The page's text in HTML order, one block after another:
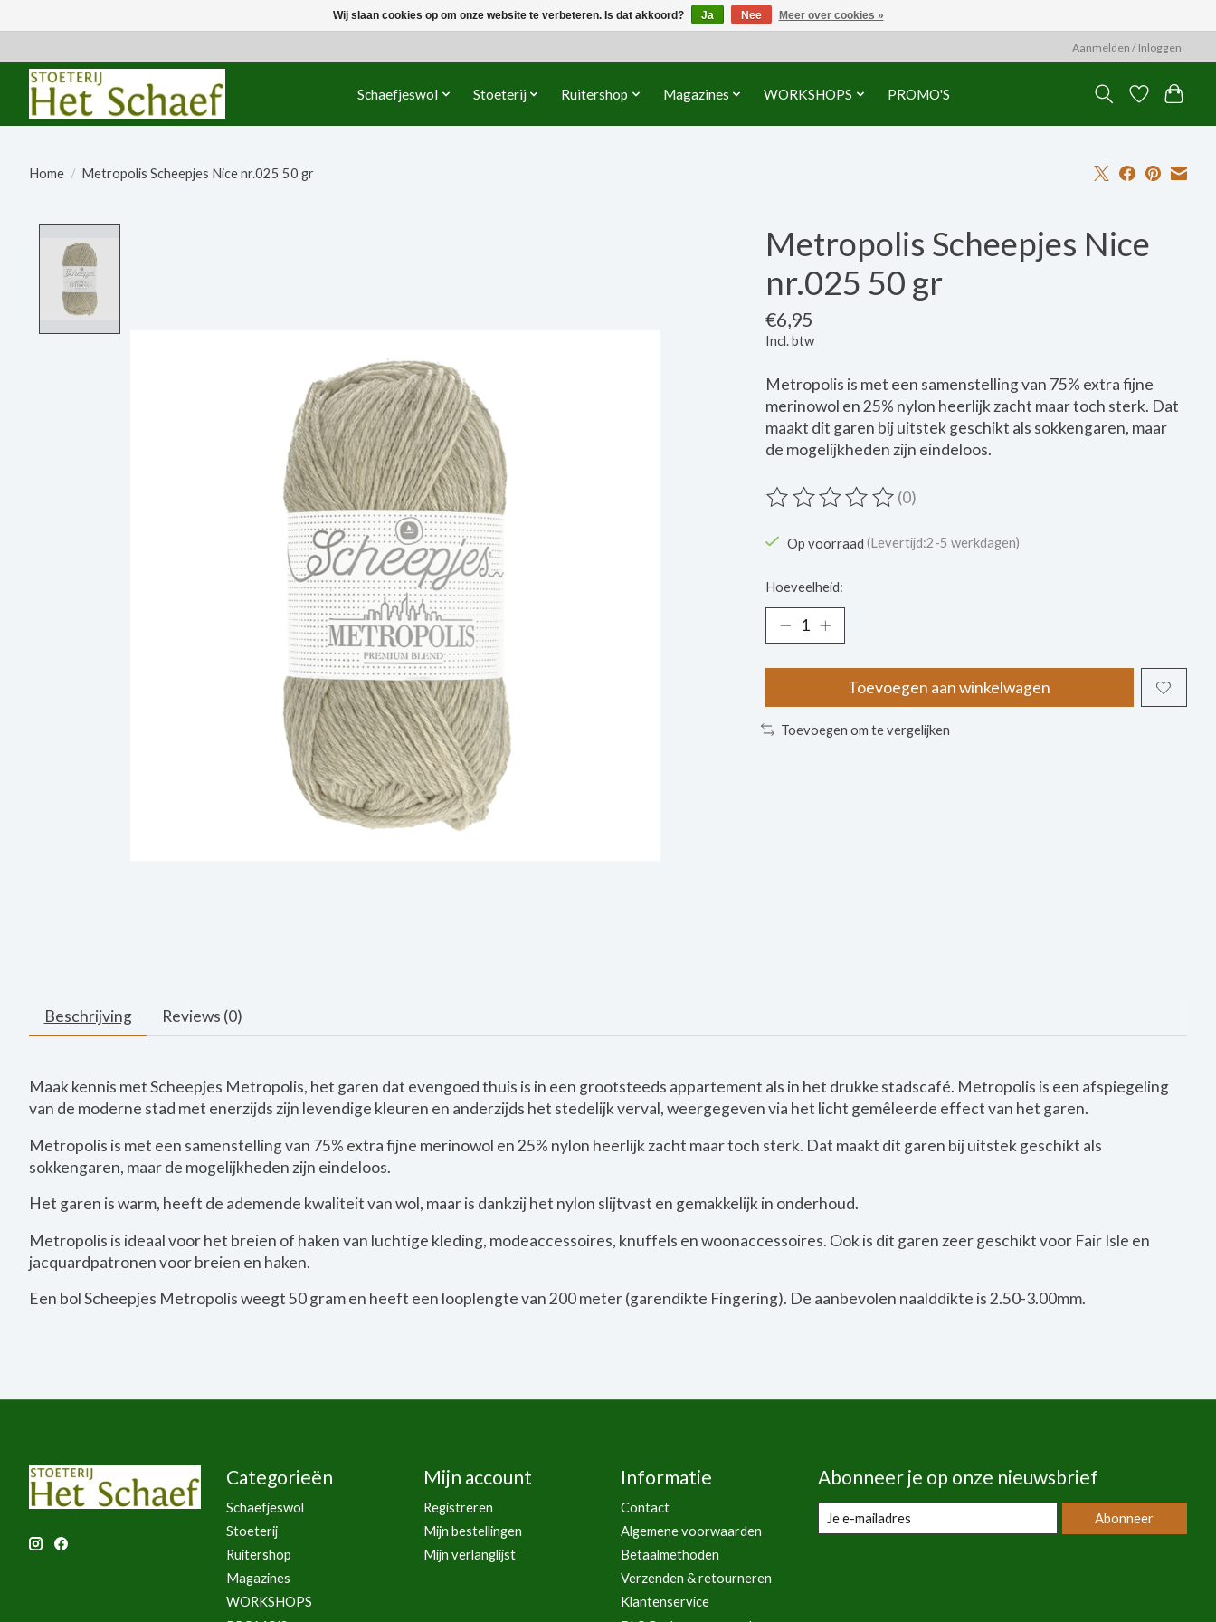
Aanmelden / Inloggen
Schaefjeswol Stoeterij Ruitershop Magazines WORKSHOPS PROMO'S
Home / Metropolis Scheepjes Nice nr.025 50 gr
Metropolis Scheepjes Nice
nr.025 50 gr
€6,95
Incl. btw
Metropolis is met een samenstelling van 75% extra fijne
merinowol en 25% nylon heerlijk zacht maar toch sterk. Dat
maakt dit garen bij uitstek geschikt als sokkengaren, maar
de mogelijkheden zijn eindeloos.
De beoordeling van dit product is
(0)
Op voorraad (Levertijd:2-5 werkdagen)
Hoeveelheid:
Toevoegen aan winkelwagen
Toevoegen om te vergelijken
Beschrijving Reviews (0)
Maak kennis met Scheepjes Metropolis, het garen dat evengoed thuis is in een grootsteeds appartement als in het drukke stadscafé. Metropolis is een afspiegeling
van de moderne stad met enerzijds zijn levendige kleuren en anderzijds het stedelijk verval, weergegeven via het licht gemêleerde effect van het garen.
Metropolis is met een samenstelling van 75% extra fijne merinowol en 25% nylon heerlijk zacht maar toch sterk. Dat maakt dit garen bij uitstek geschikt als
sokkengaren, maar de mogelijkheden zijn eindeloos.
Het garen is warm, heeft de ademende kwaliteit van wol, maar is dankzij het nylon slijtvast en gemakkelijk in onderhoud.
Metropolis is ideaal voor het breien of haken van luchtige kleding, modeaccessoires, knuffels en woonaccessoires. Ook is dit garen zeer geschikt voor Fair Isle en
jacquardpatronen voor breien en haken.
Een bol Scheepjes Metropolis weegt 50 gram en heeft een looplengte van 200 meter (garendikte Fingering). De aanbevolen naalddikte is 2.50-3.00mm.
Categorieën
Schaefjeswol
Stoeterij
Ruitershop
Magazines
WORKSHOPS
Mijn account
Registreren
Mijn bestellingen
Mijn verlanglijst
Informatie
Contact
Algemene voorwaarden
Betaalmethoden
Verzenden & retourneren
Klantenservice
Abonneer je op onze nieuwsbrief
Abonneer
Wij slaan cookies op om onze website te verbeteren. Is dat akkoord? Ja Nee Meer over cookies »